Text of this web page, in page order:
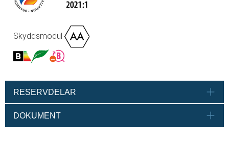
Skyddsmodul
RESERVDELAR
DOKUMENT